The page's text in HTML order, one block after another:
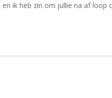
ik heb zin om jullie na af loop